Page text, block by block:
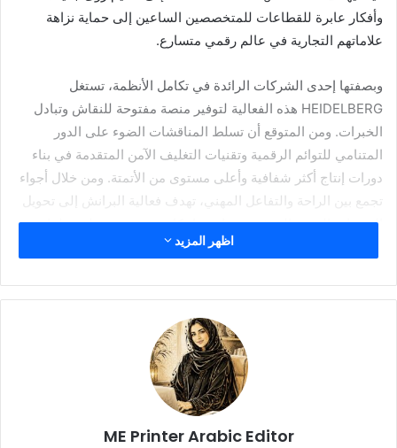
وأفكار عابرة للقطاعات للمتخصصين الساعين إلى حماية نزاهة
علاماتهم التجارية في عالم رقمي متسارع.
وبصفتها إحدى الشركات الرائدة في تكامل الأنظمة، تستغل
HEIDELBERG هذه الفعالية لتوفير منصة مفتوحة للنقاش وتبادل
الخبرات. ومن المتوقع أن تسلط المناقشات الضوء على الدور
المتنامي للتوائم الرقمية وتقنيات التغليف الآمن المتقدمة في بناء
دورات إنتاج أكثر شفافية وأعلى مستوى من الأتمتة. ومن خلال أجواء
تجمع بين الراحة والتفاعل المهني، تهدف فعالية البرانش إلى تحويل
التحديات التقنية إلى فرص تعاون وابتكار تمتد عبر مختلف حلقات
ونظراً لمحدودية المقاعد والاهتمام الكبير من مختلف أطراف
القطاع، يدعو المنظمون إلى التسجيل المبكر لضمان المشاركة في
هذه المناقشات المهمة. وتمثل الفعالية حضوراً بارزاً لشركة
interpack 2026، بما يعكس التزامها بدفع
مستقبل التغليف المؤتمت والآمن.
ويمكن للراغبين التسجيل عبر صفحة «
Interpack Brand Security
اظهر المزيد
ME Printer Arabic Editor